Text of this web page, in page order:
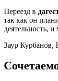
Переезд в
так как он
деятельность,
Заур Курбанов,